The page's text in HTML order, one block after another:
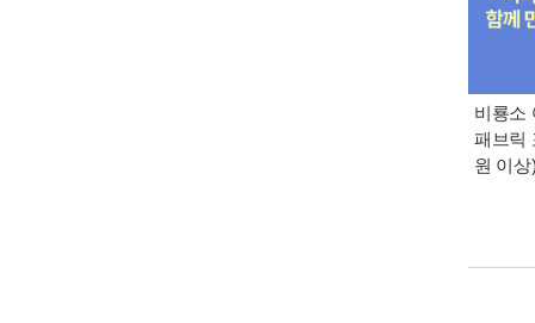
비룡소
패브릭
원 이